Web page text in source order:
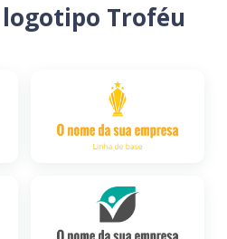
Troféu